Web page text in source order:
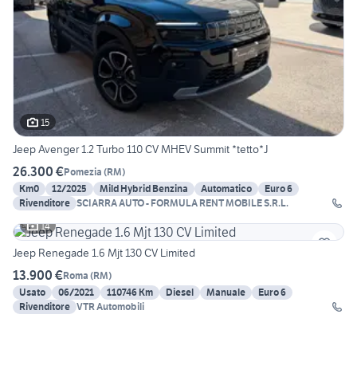
15
Jeep Avenger 1.2 Turbo 110 CV MHEV Summit *tetto*J
26.300 €Pomezia (RM)
Km0
12/2025 Mild Hybrid Benzina Automatico
Euro 6
Rivenditore SCIARRA AUTO - FORMULA RENT MOBILE S.R.L.
14
Jeep Renegade 1.6 Mjt 130 CV Limited
13.900 €Roma (RM)
Usato
06/2021 110746 Km Diesel Manuale
Euro 6
Rivenditore VTR Automobili